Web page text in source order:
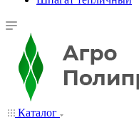
Каталог